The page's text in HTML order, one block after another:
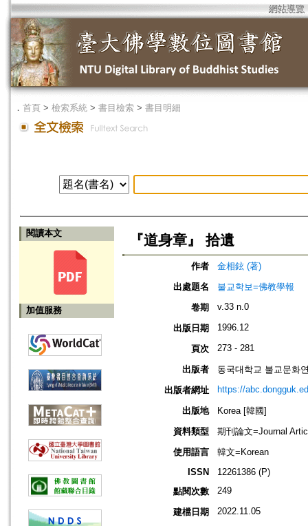
網站導覽
． 首頁 > 檢索系統 > 書目檢索 > 書目明細
閱讀本文
加值服務
『道身章』 拾遺
作者
金相鉉 (著)
出處題名
불교학보=佛教學報
卷期
v.33 n.0
出版日期 1996.12
頁次 273 - 281
出版者
동국대학교 불교문화
出版者網址
https://
出版地
Korea [韓國]
資料類型
期刊論文=Journal
使用語言
韓文=Korean
ISSN
12261386 (P)
點閱次數
249
建檔日期 2022.11.05